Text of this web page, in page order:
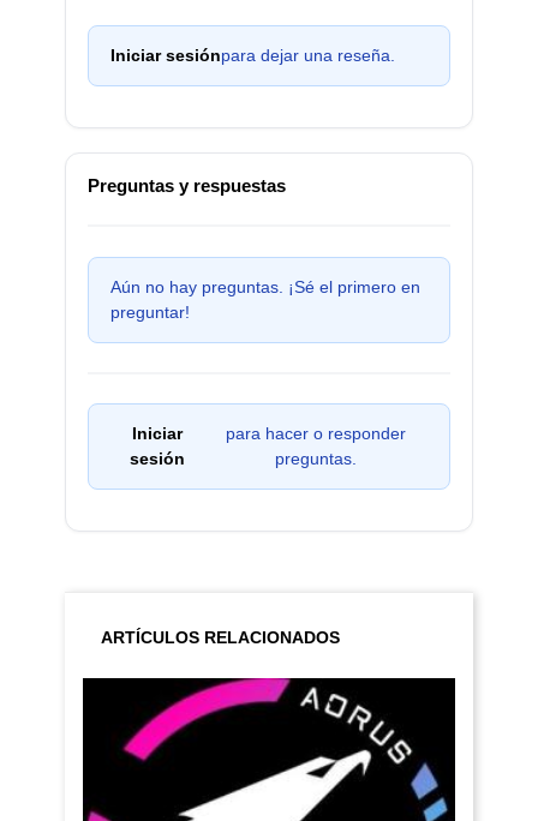
Iniciar sesiónpara dejar una reseña.
Preguntas y respuestas
Aún no hay preguntas. ¡Sé el primero en
preguntar!
Iniciar
sesión
para hacer o responder
preguntas.
ARTÍCULOS RELACIONADOS